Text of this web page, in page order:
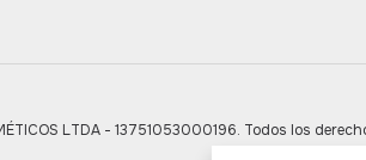
LTDA - 13751053000196. Todos los